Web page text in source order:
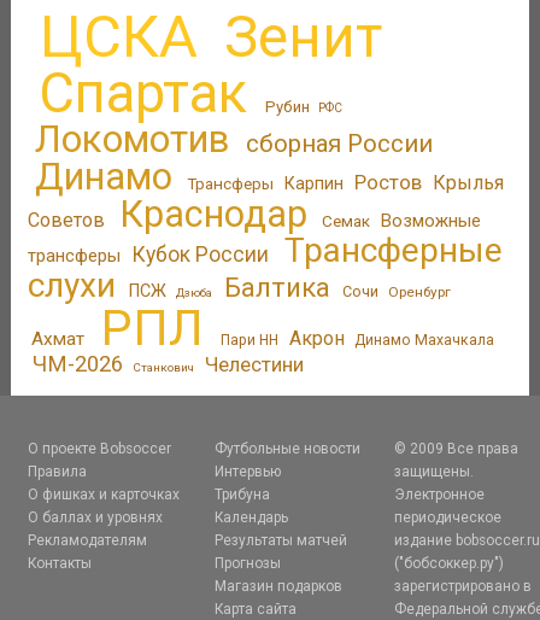
ЦСКА Зенит
Спартак Рубин РФС
Локомотив сборная России
Динамо Трансферы Карпин Ростов Крылья
Советов
Краснодар Семак Возможные
трансферы
Кубок России
Трансферные
слухи
ПСЖ Дзюба Балтика Сочи Оренбург
Ахмат РПЛ Пари НН Акрон Динамо Махачкала
ЧМ-2026 Станкович Челестини
О проекте Bobsoccer
Правила
О фишках и карточках
О баллах и уровнях
Рекламодателям
Контакты
Футбольные новости
Интервью
Трибуна
Календарь
Результаты матчей
Прогнозы
Магазин подарков
Карта сайта
© 2009 Все права
защищены.
Электронное
периодическое
издание bobsoccer.ru
("бобсоккер.ру")
зарегистрировано в
Федеральной